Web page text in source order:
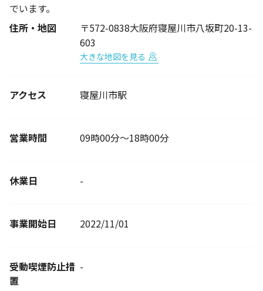
でいます。
住所・地図
〒572-0838大阪府寝屋川市八坂町20-13-
603
大きな地図を見る
アクセス 寝屋川市駅
営業時間 09時00分～18時00分
休業日 -
事業開始日 2022/11/01
受動喫煙防止措
置
-